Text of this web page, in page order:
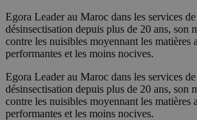
Egora Leader au Maroc dans les services
désinsectisation depuis plus de 20 ans, son
contre les nuisibles moyennant les matières
performantes et les moins nocives.
Egora Leader au Maroc dans les services
désinsectisation depuis plus de 20 ans, son
contre les nuisibles moyennant les matières
performantes et les moins nocives.